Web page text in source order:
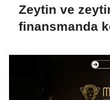
Zeytin ve
finansmanda